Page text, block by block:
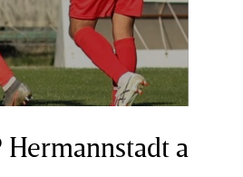
Hermannstadt a